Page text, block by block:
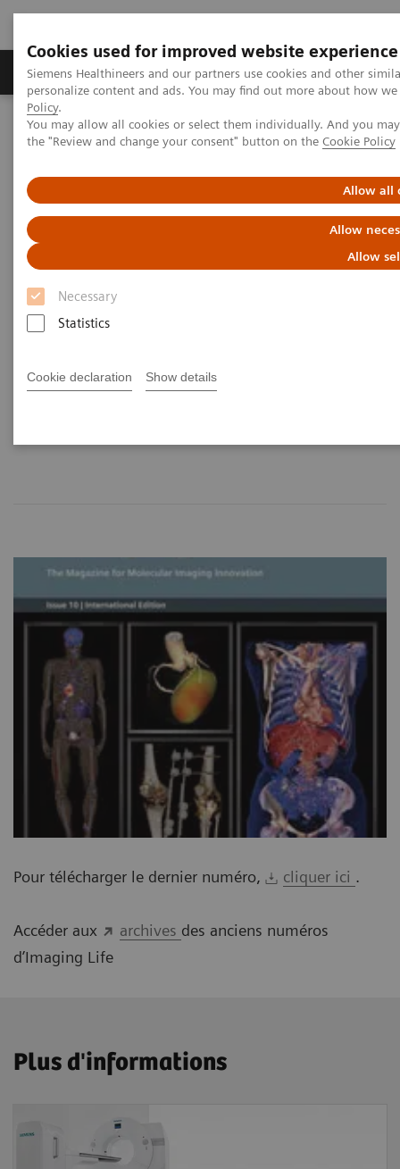
Cookies used for improved website experience
Siemens Healthineers and our partners use cookies and other
personalize content and ads. You may find out more about how
Policy.
You may allow all cookies or select them individually. And you
the "Review and change your consent" button on the Cookie Policy
Allow all
Allow
Allow
Necessary
Statistics
Cookie declaration Show details
Produits & services Domaines cliniques
Home Imagerie médicale
Imagerie moléculaire
Imaging Life
Imaging Life
À l’aide de cas et d’applications cliniques, ce
magazine semestriel présente toutes les innovations
de l’imagerie moléculaire. Vous y découvrirez
produits. Imaging Life s’adresse principalement aux
Pour télécharger le dernier numéro, cliquer ici .
Accéder aux archives des anciens numéros
d’Imaging Life
Plus d'informations